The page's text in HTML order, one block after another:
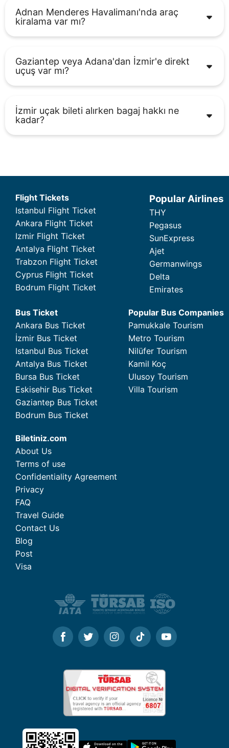
Adnan Menderes Havalimanı'nda araç
kiralama var mı?
Gaziantep veya Adana'dan İzmir'e direkt
uçuş var mı?
İzmir uçak bileti alırken bagaj hakkı ne
kadar?
Flight Tickets
Istanbul Flight Ticket
Ankara Flight Ticket
Izmir Flight Ticket
Antalya Flight Ticket
Trabzon Flight Ticket
Cyprus Flight Ticket
Bodrum Flight Ticket
Popular Airlines
THY
Pegasus
SunExpress
Ajet
Germanwings
Delta
Emirates
Bus Ticket
Ankara Bus Ticket
İzmir Bus Ticket
Istanbul Bus Ticket
Antalya Bus Ticket
Bursa Bus Ticket
Eskisehir Bus Ticket
Gaziantep Bus Ticket
Bodrum Bus Ticket
Popular Bus Companies
Pamukkale Tourism
Metro Tourism
Nilüfer Tourism
Kamil Koç
Ulusoy Tourism
Villa Tourism
Biletiniz.com
About Us
Terms of use
Confidentiality Agreement
Privacy
FAQ
Travel Guide
Contact Us
Blog
Post
Visa